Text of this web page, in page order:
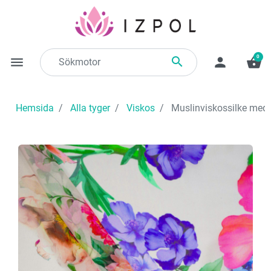
menu  person shopping_basket
0
Hemsida Alla tyger Viskos Muslinviskossilke